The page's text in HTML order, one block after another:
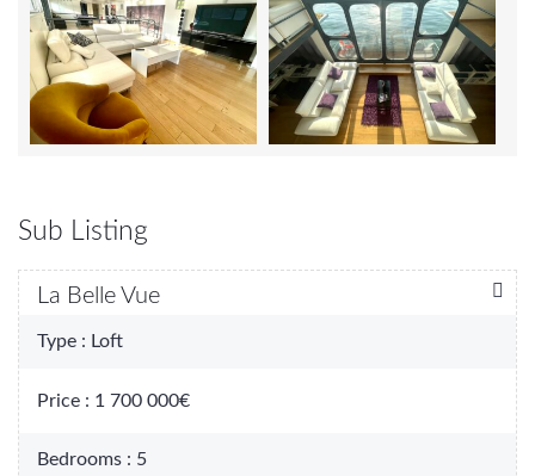
Sub Listing
La Belle Vue
Type : Loft
Price : 1 700 000€
Bedrooms : 5